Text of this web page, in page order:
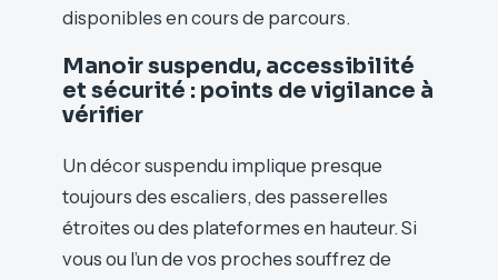
disponibles en cours de parcours.
Manoir suspendu, accessibilité
et sécurité : points de vigilance à
vérifier
Un décor suspendu implique presque
toujours des escaliers, des passerelles
étroites ou des plateformes en hauteur. Si
vous ou l’un de vos proches souffrez de